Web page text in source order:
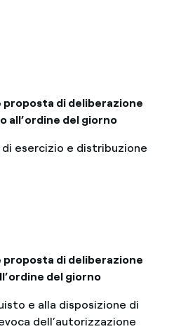
proposta di deliberazione
all’ordine del giorno
esercizio e distribuzione
proposta di deliberazione
del giorno
e alla disposizione di
dell’autorizzazione